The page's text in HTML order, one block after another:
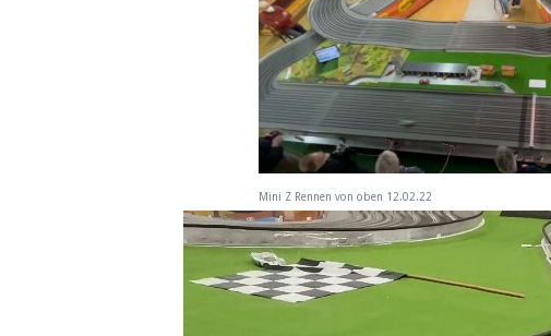
Mini Z Rennen von oben 12.02.22